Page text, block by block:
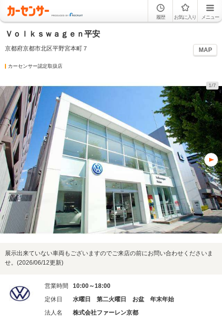
履歴 お気に入り メニュー
Ｖｏｌｋｓｗａｇｅｎ平安
京都府京都市北区平野宮本町７ MAP
カーセンサー認定取扱店
1/7
展示出来ていない車両もございますのでご来店の前にお問い合わせくださいま
せ。(2026/06/12更新)
営業時間
10:00～18:00
定休日
水曜日 第二火曜日 お盆 年末年始
法人名
株式会社ファーレン京都